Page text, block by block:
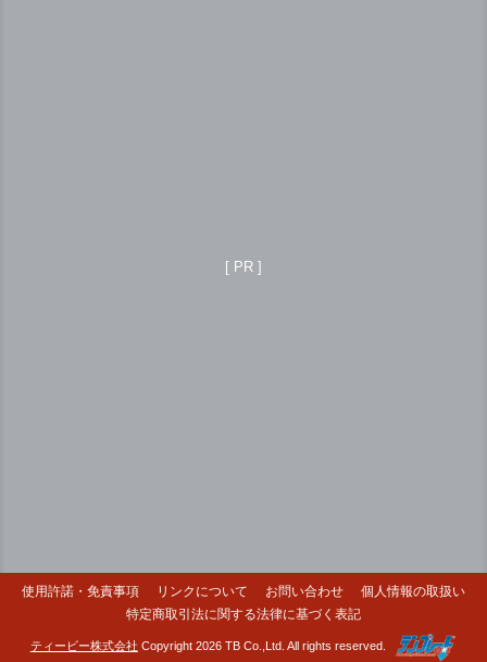
[ PR ]
使用許諾・免責事項 リンクについて お問い合わせ
個人情報の取扱い
特定商取引法に関する法律に基づく表記
ティービー株式会社 Copyright 2026 TB Co.,Ltd. All rights reserved.